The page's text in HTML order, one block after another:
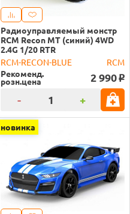
Радиоуправляемый монстр
RCM Recon MT (синий) 4WD
2.4G 1/20 RTR
RCM-RECON-BLUE
RCM
Рекоменд.
розн.цена 2 990 o
- +
новинка